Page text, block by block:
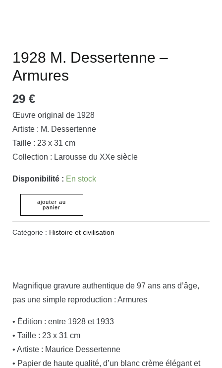
1928 M. Dessertenne –
Armures
29 €
Œuvre original de 1928
Artiste : M. Dessertenne
Taille : 23 x 31 cm
Collection : Larousse du XXe siècle
Disponibilité : En stock
ajouter au
panier
Catégorie : Histoire et civilisation
Magnifique gravure authentique de 97 ans ans d’âge,
pas une simple reproduction : Armures
• Édition : entre 1928 et 1933
• Taille : 23 x 31 cm
• Artiste : Maurice Dessertenne
• Papier de haute qualité, d’un blanc crème élégant et